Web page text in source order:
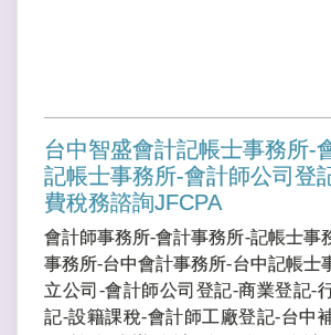
台中智盛會計記帳士事務所-
記帳士事務所-會計師公司登
費稅務諮詢JFCPA
會計師事務所-會計事務所-記帳士事
事務所-台中會計事務所-台中記帳士
立公司-會計師公司登記-商業登記-
記-設籍課稅-會計師工廠登記-台中